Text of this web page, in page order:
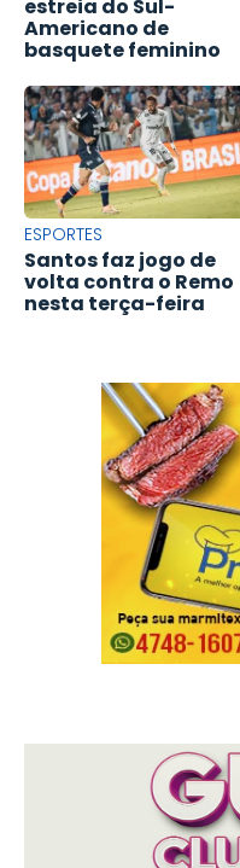
estreia do Sul-
Americano de
basquete feminino
ESPORTES
Santos faz jogo de
volta contra o Remo
nesta terça-feira